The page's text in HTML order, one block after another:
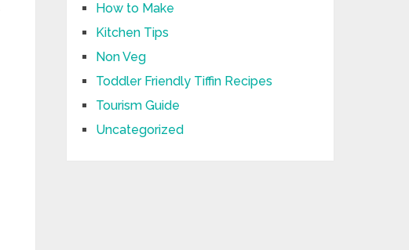
How to Make
Kitchen Tips
Non Veg
Toddler Friendly Tiffin Recipes
Tourism Guide
Uncategorized